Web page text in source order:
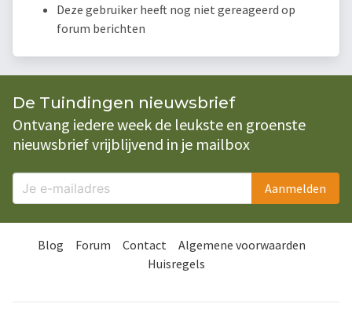
Deze gebruiker heeft nog niet gereageerd op
forum berichten
De Tuindingen nieuwsbrief
Ontvang iedere week de leukste en groenste
nieuwsbrief vrijblijvend in je mailbox
Aanmelden
Blog Forum Contact
Algemene voorwaarden
Huisregels